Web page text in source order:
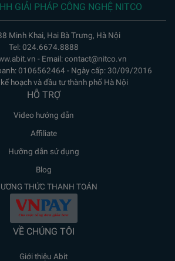
GIẢI PHÁP CÔNG NGHỆ NITCO
Minh Khai, Hai Bà Trưng, Hà Nội
Tel: 024.6674.8888
- Email: contact@nitco.vn
0106562464 - Ngày cấp: 30/09/2016
hoạch và đầu tư thành phố Hà Nội
HỖ TRỢ
Video hướng dẫn
Affiliate
Hưỡng dẫn sử dụng
Blog
THỨC THANH TOÁN
VỀ CHÚNG TÔI
Giới thiệu Abit